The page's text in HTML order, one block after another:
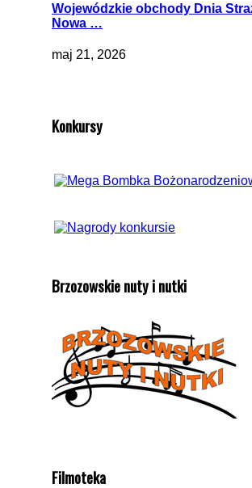
Wojewódzkie obchody Dnia
Nowa …
maj 21, 2026
Konkursy
Brzozowskie nuty i nutki
Filmoteka